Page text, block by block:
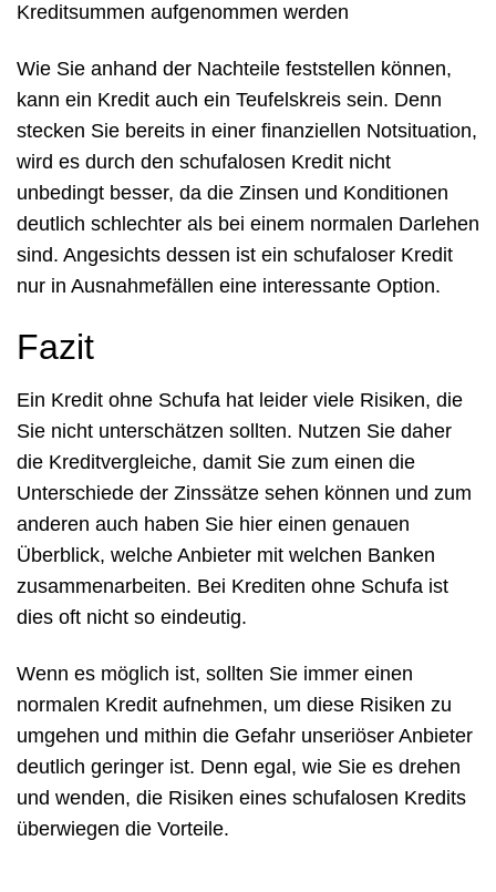
Kreditsummen aufgenommen werden
Wie Sie anhand der Nachteile feststellen können,
kann ein Kredit auch ein Teufelskreis sein. Denn
stecken Sie bereits in einer finanziellen Notsituation,
wird es durch den schufalosen Kredit nicht
unbedingt besser, da die Zinsen und Konditionen
deutlich schlechter als bei einem normalen Darlehen
sind. Angesichts dessen ist ein schufaloser Kredit
nur in Ausnahmefällen eine interessante Option.
Fazit
Ein Kredit ohne Schufa hat leider viele Risiken, die
Sie nicht unterschätzen sollten. Nutzen Sie daher
die Kreditvergleiche, damit Sie zum einen die
Unterschiede der Zinssätze sehen können und zum
anderen auch haben Sie hier einen genauen
Überblick, welche Anbieter mit welchen Banken
zusammenarbeiten. Bei Krediten ohne Schufa ist
dies oft nicht so eindeutig.
Wenn es möglich ist, sollten Sie immer einen
normalen Kredit aufnehmen, um diese Risiken zu
umgehen und mithin die Gefahr unseriöser Anbieter
deutlich geringer ist. Denn egal, wie Sie es drehen
und wenden, die Risiken eines schufalosen Kredits
überwiegen die Vorteile.